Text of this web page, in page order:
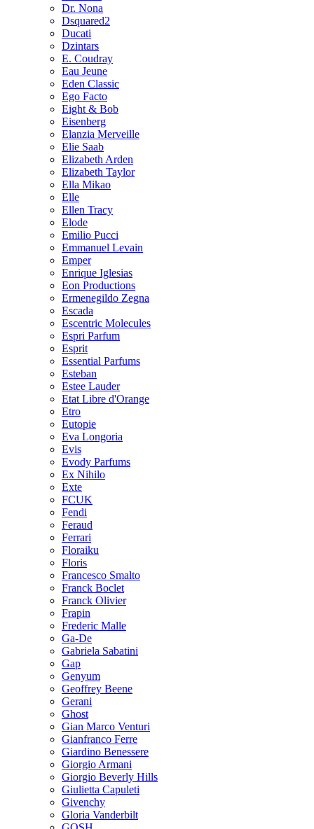
Dr. Nona
Dsquared2
Ducati
Dzintars
E. Coudray
Eau Jeune
Eden Classic
Ego Facto
Eight & Bob
Eisenberg
Elanzia Merveille
Elie Saab
Elizabeth Arden
Elizabeth Taylor
Ella Mikao
Elle
Ellen Tracy
Elode
Emilio Pucci
Emmanuel Levain
Emper
Enrique Iglesias
Eon Productions
Ermenegildo Zegna
Escada
Escentric Molecules
Espri Parfum
Esprit
Essential Parfums
Esteban
Estee Lauder
Etat Libre d'Orange
Etro
Eutopie
Eva Longoria
Evis
Evody Parfums
Ex Nihilo
Exte
FCUK
Fendi
Feraud
Ferrari
Floraiku
Floris
Francesco Smalto
Franck Boclet
Franck Olivier
Frapin
Frederic Malle
Ga-De
Gabriela Sabatini
Gap
Genyum
Geoffrey Beene
Gerani
Ghost
Gian Marco Venturi
Gianfranco Ferre
Giardino Benessere
Giorgio Armani
Giorgio Beverly Hills
Giulietta Capuleti
Givenchy
Gloria Vanderbilt